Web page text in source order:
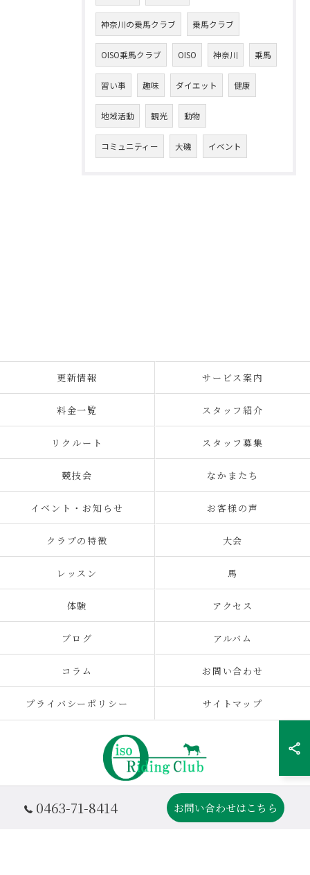
神奈川の乗馬クラブ 乗馬クラブ
OISO乗馬クラブ OISO 神奈川 乗馬
習い事 趣味 ダイエット 健康
地域活動 観光 動物
コミュニティー 大磯 イベント
0463-71-8414 お問い合わせはこちら
更新情報 サービス案内
料金一覧 スタッフ紹介
リクルート スタッフ募集
競技会 なかまたち
イベント・お知らせ お客様の声
クラブの特徴 大会
レッスン 馬
体験 アクセス
ブログ アルバム
コラム お問い合わせ
プライバシーポリシー サイトマップ
© 2026 OISO乗馬クラブ|神奈川の乗馬クラブ ALL RIGHTS RESERVED.